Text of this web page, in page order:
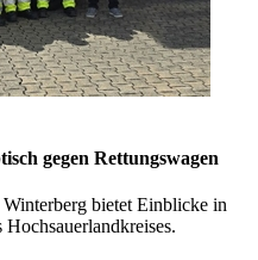
gegen Rettungswagen
bietet Einblicke in
Hochsauerlandkreises.